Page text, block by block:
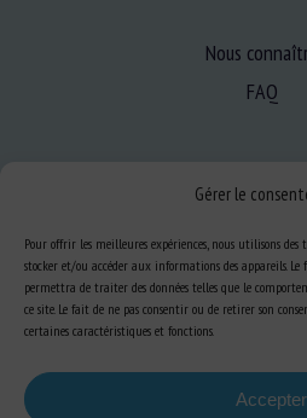
Gérer le
Pour offrir les meilleures expériences, nous utilisons des
stocker et/ou accéder aux informations des appareils.
permettra de traiter des données telles que le
ce site. Le fait de ne pas consentir ou de retirer son
certaines caractéristiques et fonctions.
Accepter
Nous
FAQ
Se former au
S’abonner aux